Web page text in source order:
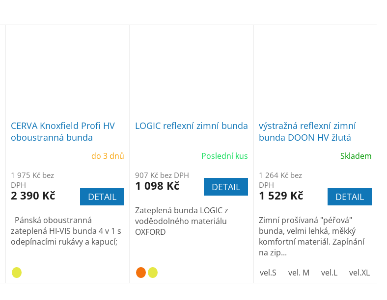
vel.56-58 (XL)
CERVA Knoxfield Profi HV
oboustranná bunda
do 3 dnů
1 975 Kč bez
DPH
2 390 Kč DETAIL
Pánská oboustranná
zateplená HI-VIS bunda 4 v 1 s
odepínacími rukávy a kapucí;
LOGIC reflexní zimní bunda
Poslední kus
907 Kč bez DPH
1 098 Kč DETAIL
Zateplená bunda LOGIC z
voděodolného materiálu
OXFORD
výstražná reflexní zimní
bunda DOON HV žlutá
Skladem
1 264 Kč bez
DPH
1 529 Kč DETAIL
Zimní prošívaná "péřová"
bunda, velmi lehká, měkký
komfortní materiál. Zapínání
na zip...
vel.S
vel. M vel.L vel.XL